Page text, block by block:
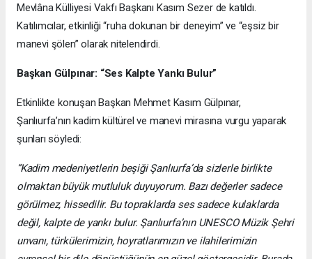
Mevlâna Külliyesi Vakfı Başkanı Kasım Sezer de katıldı.
Katılımcılar, etkinliği “ruha dokunan bir deneyim” ve “eşsiz bir
manevi şölen” olarak nitelendirdi.
Başkan Gülpınar: “Ses Kalpte Yankı Bulur”
Etkinlikte konuşan Başkan Mehmet Kasım Gülpınar,
Şanlıurfa’nın kadim kültürel ve manevi mirasına vurgu yaparak
şunları söyledi:
“Kadim medeniyetlerin beşiği Şanlıurfa’da sizlerle birlikte
olmaktan büyük mutluluk duyuyorum. Bazı değerler sadece
görülmez, hissedilir. Bu topraklarda ses sadece kulaklarda
değil, kalpte de yankı bulur. Şanlıurfa’nın UNESCO Müzik Şehri
unvanı, türkülerimizin, hoyratlarımızın ve ilahilerimizin